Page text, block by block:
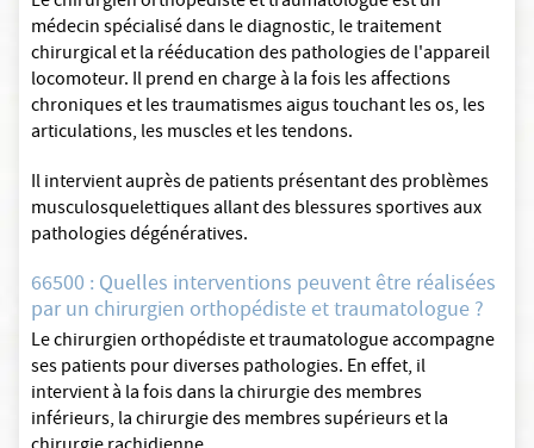
médecin spécialisé dans le diagnostic, le traitement
chirurgical et la rééducation des pathologies de l'appareil
locomoteur. Il prend en charge à la fois les affections
chroniques et les traumatismes aigus touchant les os, les
articulations, les muscles et les tendons.
Il intervient auprès de patients présentant des problèmes
musculosquelettiques allant des blessures sportives aux
pathologies dégénératives.
66500 : Quelles interventions peuvent être réalisées
par un chirurgien orthopédiste et traumatologue ?
Le chirurgien orthopédiste et traumatologue accompagne
ses patients pour diverses pathologies. En effet, il
intervient à la fois dans la chirurgie des membres
inférieurs, la chirurgie des membres supérieurs et la